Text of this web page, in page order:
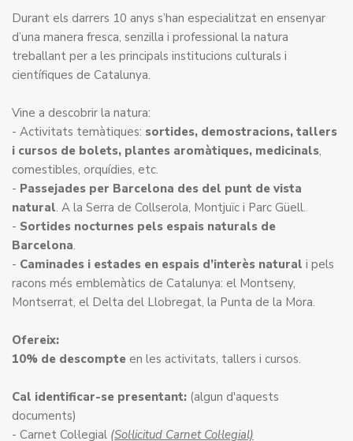
Durant els darrers 10 anys s’han especialitzat en ensenyar
d’una manera fresca, senzilla i professional la natura
treballant per a les principals institucions culturals i
científiques de Catalunya.
Vine a descobrir la natura:
- Activitats temàtiques: sortides, demostracions, tallers
i cursos de bolets, plantes aromàtiques, medicinals,
comestibles, orquídies, etc.
- Passejades per Barcelona des del punt de vista
natural. A la Serra de Collserola, Montjuïc i Parc Güell.
- Sortides nocturnes pels espais naturals de
Barcelona.
- Caminades i estades en espais d’interès natural i pels
racons més emblemàtics de Catalunya: el Montseny,
Montserrat, el Delta del Llobregat, la Punta de la Mora.
Ofereix:
10% de descompte en les activitats, tallers i cursos.
Cal identificar-se presentant: (algun d'aquests
documents)
- Carnet Col·legial (Sol·licitud Carnet Col·legial)